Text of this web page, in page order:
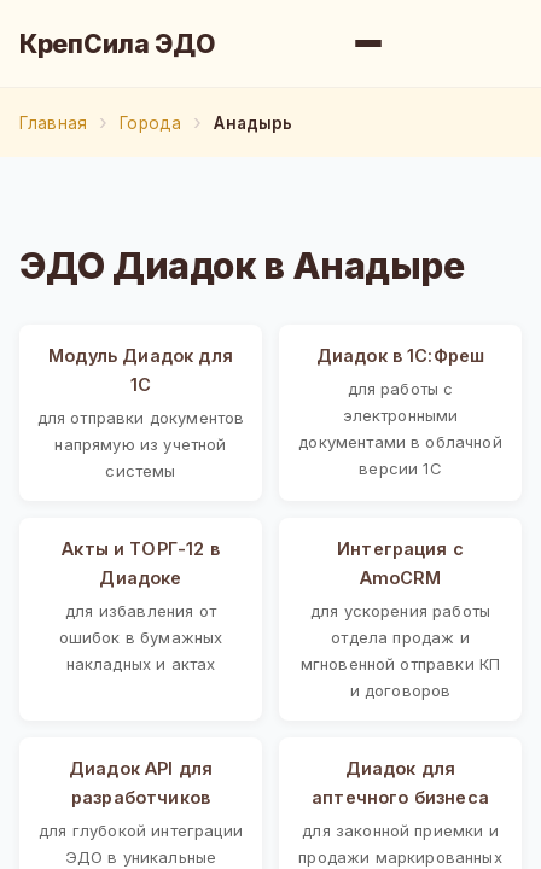
КрепСила ЭДО
Главная Города Анадырь
ЭДО Диадок в Анадыре
Модуль Диадок для
1С
для отправки документов
напрямую из учетной
системы
Диадок в 1С:Фреш
для работы с
электронными
документами в облачной
версии 1С
Акты и ТОРГ-12 в
Диадоке
для избавления от
ошибок в бумажных
накладных и актах
Интеграция с
AmoCRM
для ускорения работы
отдела продаж и
мгновенной отправки КП
и договоров
Диадок API для
разработчиков
для глубокой интеграции
ЭДО в уникальные
Диадок для
аптечного бизнеса
для законной приемки и
продажи маркированных